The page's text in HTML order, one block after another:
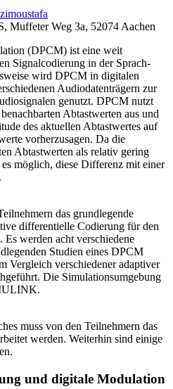
Muffeter Weg 3a, 52074 Aachen
(DPCM) ist eine weit
Signalcodierung in der Sprach-
wird DPCM in digitalen
Audiodatenträgern zur
genutzt. DPCM nutzt
Abtastwerten aus und
des aktuellen Abtastwertes auf
vorherzusagen. Da die
Abtastwerten als relativ gering
möglich, diese Differenz mit einer
das grundlegende
differentielle Codierung für den
werden acht verschiedene
Studien eines DPCM
Vergleich verschiedener adaptiver
Die Simulationsumgebung
muss von den Teilnehmern das
werden. Weiterhin sind einige
und digitale Modulation